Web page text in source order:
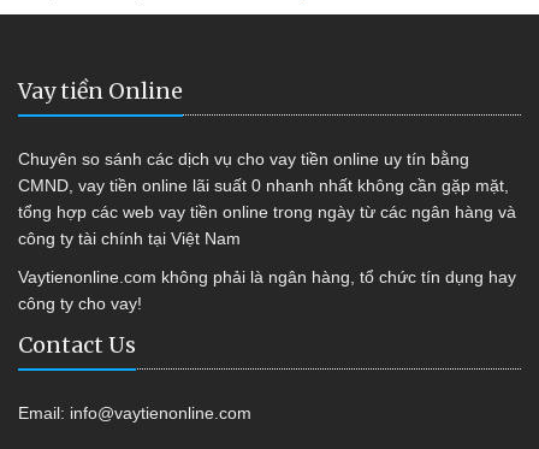
Vay tiền Online
Chuyên so sánh các dịch vụ cho vay tiền online uy tín bằng
CMND, vay tiền online lãi suất 0 nhanh nhất không cần gặp mặt,
tổng hợp các web vay tiền online trong ngày từ các ngân hàng và
công ty tài chính tại Việt Nam
Vaytienonline.com không phải là ngân hàng, tổ chức tín dụng hay
công ty cho vay!
Contact Us
Email: info@vaytienonline.com